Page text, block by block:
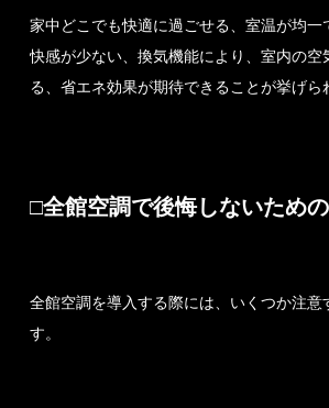
家中どこでも快適に過ごせる、室温が均一
快感が少ない、換気機能により、室内の空
る、省エネ効果が期待できることが挙げら
□全館空調で後悔しないため
全館空調を導入する際には、いくつか注意
す。